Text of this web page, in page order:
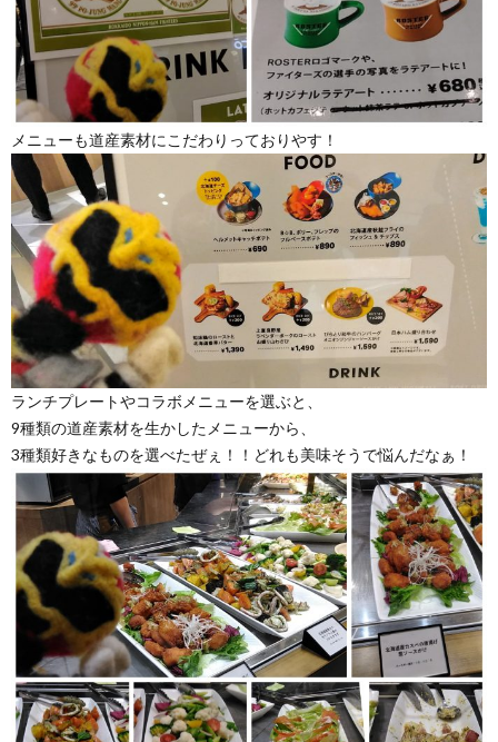
メニューも道産素材にこだわりっておりやす！
ランチプレートやコラボメニューを選ぶと、
9種類の道産素材を生かしたメニューから、
3種類好きなものを選べたぜぇ！！どれも美味そうで悩んだなぁ！